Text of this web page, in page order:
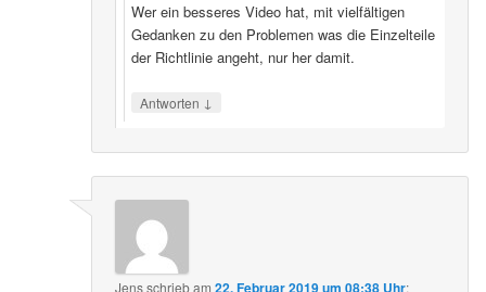
Wer ein besseres Video hat, mit vielfältigen
Gedanken zu den Problemen was die Einzelteile
der Richtlinie angeht, nur her damit.
Antworten ↓
Jensschriebam22. Februar 2019 um 08:38 Uhr: